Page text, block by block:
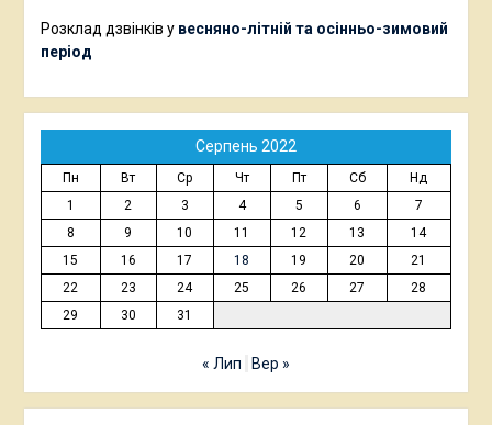
Розклад дзвінків у весняно-літній та осінньо-зимовий
період
Серпень 2022
Пн Вт Ср Чт Пт Сб
Нд
1
2 3 4 5 6
7
8
9 10 11 12 13
14
15
16 17 18 19 20
21
22
23 24 25 26 27
28
29
30 31
« Лип Вер »